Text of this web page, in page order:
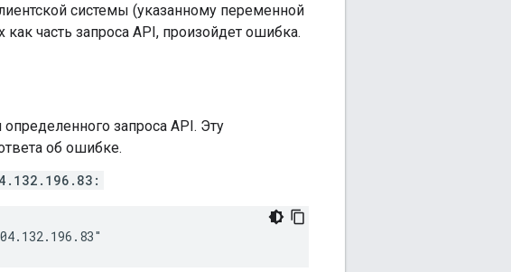
системы (указанному переменной
часть запроса API, произойдет ошибка.
запроса API. Эту
об ошибке.